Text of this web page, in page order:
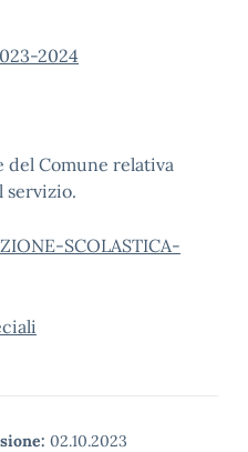
2024
del Comune relativa
SCOLASTICA-
02.10.2023